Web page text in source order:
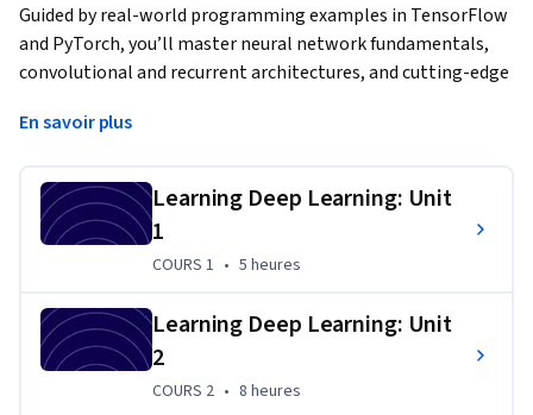
Guided by real-world programming examples in TensorFlow
and PyTorch, you’ll master neural network fundamentals,
convolutional and recurrent architectures, and cutting-edge
multimodal AI. By the end of this specialization, you’ll be
image classification, language translation, and more—while
understanding the ethical considerations essential for
responsible AI innovation.
Learning Deep Learning (LDL) is a comprehensive video
course and code repository designed to introduce and deepen
your understanding of deep learning, a foundational
En savoir plus
Learning Deep Learning: Unit
1
COURS 1 5 heures
COURS 1 • 5 heures
Learning Deep Learning: Unit
2
COURS 2, 8 heures
COURS 2 • 8 heures